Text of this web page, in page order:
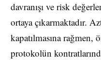
davranışı ve risk
ortaya çıkarmaktadır.
kapatılmasına rağmen,
protokolün